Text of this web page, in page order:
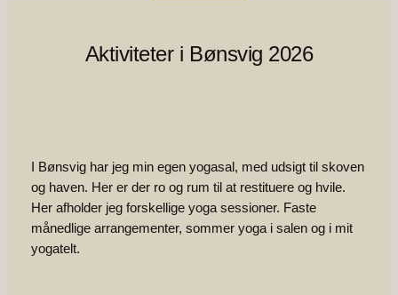
Aktiviteter i Bønsvig 2026
I Bønsvig har jeg min egen yogasal, med udsigt til skoven
og haven. Her er der ro og rum til at restituere og hvile.
Her afholder jeg forskellige yoga sessioner. Faste
månedlige arrangementer, sommer yoga i salen og i mit
yogatelt.